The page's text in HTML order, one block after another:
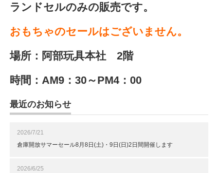
ランドセルのみの販売です。
おもちゃのセールはございません。
場所：阿部玩具本社 2階
時間：AM9：30～PM4：00
最近のお知らせ
2026/7/21
倉庫開放サマーセール8月8日(土)・9日(日)2日間開催します
2026/6/25